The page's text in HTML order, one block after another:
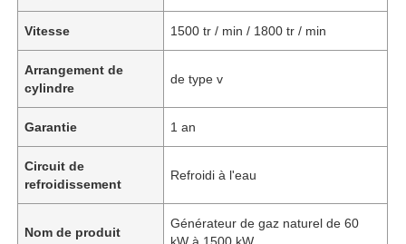
Vitesse 1500 tr / min / 1800 tr / min
Arrangement de
cylindre
de type v
Garantie 1 an
Circuit de
refroidissement
Refroidi à l'eau
Nom de produit
Générateur de gaz naturel de 60
kW à 1500 kW